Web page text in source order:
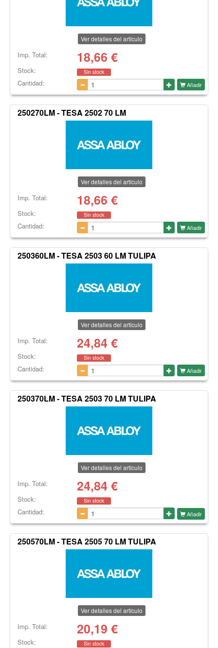
Ver detalles del artículo
Imp. Total: 18,66 €
Stock: Sin stock
Cantidad: Añadir
250270LM - TESA 2502 70 LM
Ver detalles del artículo
Imp. Total: 18,66 €
Stock: Sin stock
Cantidad: Añadir
250360LM - TESA 2503 60 LM TULIPA
Ver detalles del artículo
Imp. Total: 24,84 €
Stock: Sin stock
Cantidad: Añadir
250370LM - TESA 2503 70 LM TULIPA
Ver detalles del artículo
Imp. Total: 24,84 €
Stock: Sin stock
Cantidad: Añadir
250570LM - TESA 2505 70 LM TULIPA
Ver detalles del artículo
Imp. Total: 20,19 €
Stock: Sin stock